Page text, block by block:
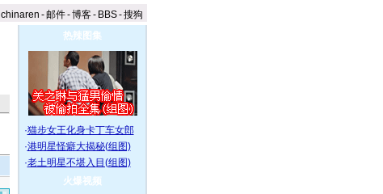
chinaren -邮件-博客- BBS-搜狗
热辣图集
·猫步女王化身卡丁车女郎
·港明星怪癖大揭秘(组图)
·老土明星不堪入目(组图)
火爆视频